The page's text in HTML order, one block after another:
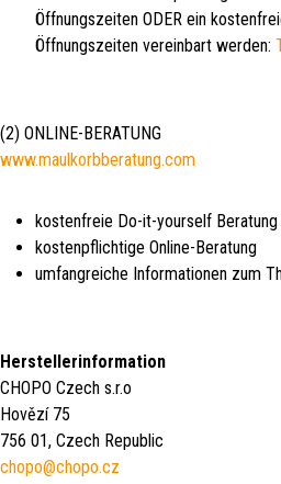
Öffnungszeiten ODER ein
Öffnungszeiten vereinbart werden:
(2) ONLINE-BERATUNG
www.maulkorbberatung.com
kostenfreie Do-it-yourself Beratung
kostenpflichtige Online-Beratung
umfangreiche Informationen zum
Herstellerinformation
CHOPO Czech s.r.o
Hovězí 75
756 01, Czech Republic
chopo@chopo.cz